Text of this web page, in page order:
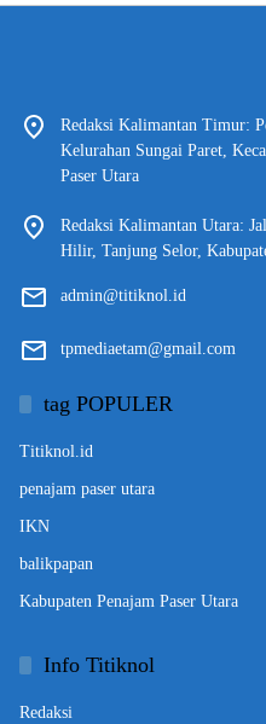
Redaksi Kalimantan Timur:
Kelurahan Sungai Paret,
Paser Utara
Redaksi Kalimantan Utara:
Hilir, Tanjung Selor,
admin@titiknol.id
tpmediaetam@gmail.com
tag POPULER
Titiknol.id
penajam paser utara
IKN
balikpapan
Kabupaten Penajam Paser Utara
Info Titiknol
Redaksi